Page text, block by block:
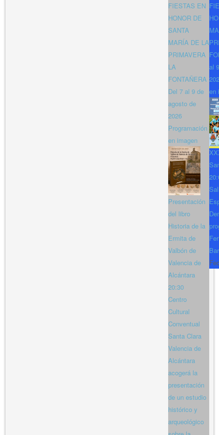
FIESTAS EN
HONOR DE
SANTA
MARÍA DE LA
PRIMAVERA
LA
FONTAÑERA
Del 7 al 9 de
agosto de
2026
Programación
en imagen
Presentación
del libro
Historia de la
Ermita de
Valbón de
Valencia de
Alcántara
20:30
Centro
Cultural
Conventual
Santa Clara
Valencia de
Alcántara
acogerá la
presentación
de un estudio
histórico y
arqueológico
al
en